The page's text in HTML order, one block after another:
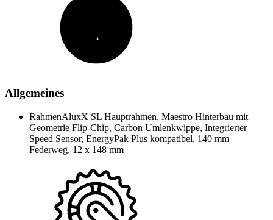
Allgemeines
RahmenAluxX SL Hauptrahmen, Maestro Hinterbau mit
Geometrie Flip-Chip, Carbon Umlenkwippe, Integrierter
Speed Sensor, EnergyPak Plus kompatibel, 140 mm
Federweg, 12 x 148 mm